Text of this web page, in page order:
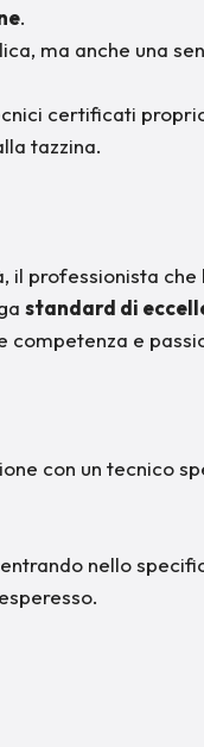
.
ma anche una
certificati
tazzina.
il professionista
standard di
competenza e
con un tecnico
nello